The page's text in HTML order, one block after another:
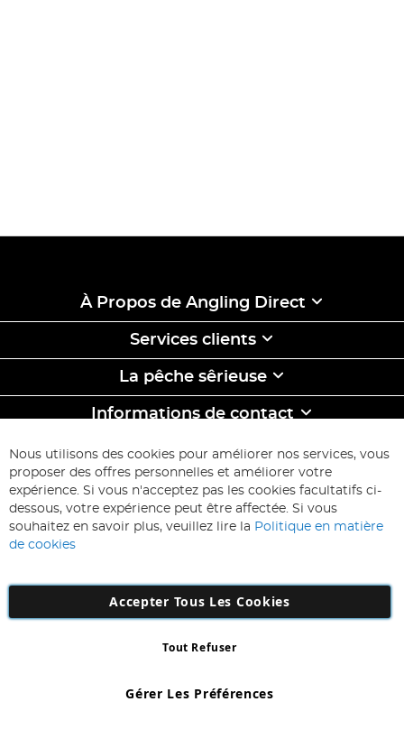
À Propos de Angling Direct
Services clients
La pêche sêrieuse
Informations de contact
ABONNEZ-VOUS & ECONOMISEZ
Inscription
à
d’information
:
Inscription
Number: 863029607
Nous utilisons des cookies pour améliorer nos services, vous
proposer des offres personnelles et améliorer votre
expérience. Si vous n'acceptez pas les cookies facultatifs ci-
dessous, votre expérience peut être affectée. Si vous
souhaitez en savoir plus, veuillez lire la Politique en matière
de cookies
Accepter Tous Les Cookies
Gérer Les Préférences
Tout Refuser